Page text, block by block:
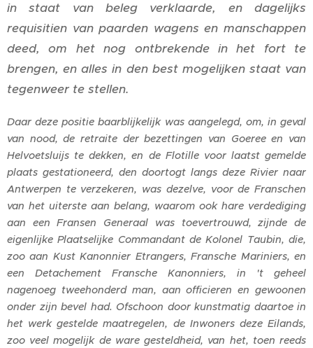
in staat van beleg verklaarde, en dagelijks
requisitien van paarden wagens en manschappen
deed, om het nog ontbrekende in het fort te
brengen, en alles in den best mogelijken staat van
tegenweer te stellen.
Daar deze positie baarblijkelijk was aangelegd, om, in geval
van nood, de retraite der bezettingen van Goeree en van
Helvoetsluijs te dekken, en de Flotille voor laatst gemelde
plaats gestationeerd, den doortogt langs deze Rivier naar
Antwerpen te verzekeren, was dezelve, voor de Franschen
van het uiterste aan belang, waarom ook hare verdediging
aan een Fransen Generaal was toevertrouwd, zijnde de
eigenlijke Plaatselijke Commandant de Kolonel Taubin, die,
zoo aan Kust Kanonnier Etrangers, Fransche Mariniers, en
een Detachement Fransche Kanonniers, in 't geheel
nagenoeg tweehonderd man, aan officieren en gewoonen
onder zijn bevel had. Ofschoon door kunstmatig daartoe in
het werk gestelde maatregelen, de Inwoners deze Eilands,
zoo veel mogelijk de ware gesteldheid, van het, toen reeds